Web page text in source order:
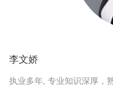
李文娇
执业多年, 专业知识深厚，